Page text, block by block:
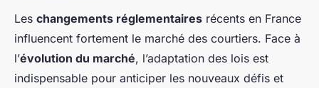
Les changements réglementaires récents en France
influencent fortement le marché des courtiers. Face à
l’évolution du marché, l’adaptation des lois est
indispensable pour anticiper les nouveaux défis et